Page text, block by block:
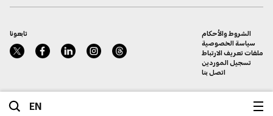
EN
تابعونا
الشروط والأحكام
سياسة الخصوصية
ملفات تعريف الارتباط
تسجيل الموردين
اتصل بنا